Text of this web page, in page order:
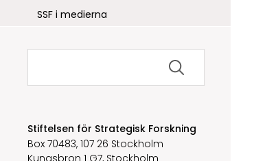
SSF i medierna
Sök
Stiftelsen för Strategisk Forskning
Box 70483, 107 26 Stockholm